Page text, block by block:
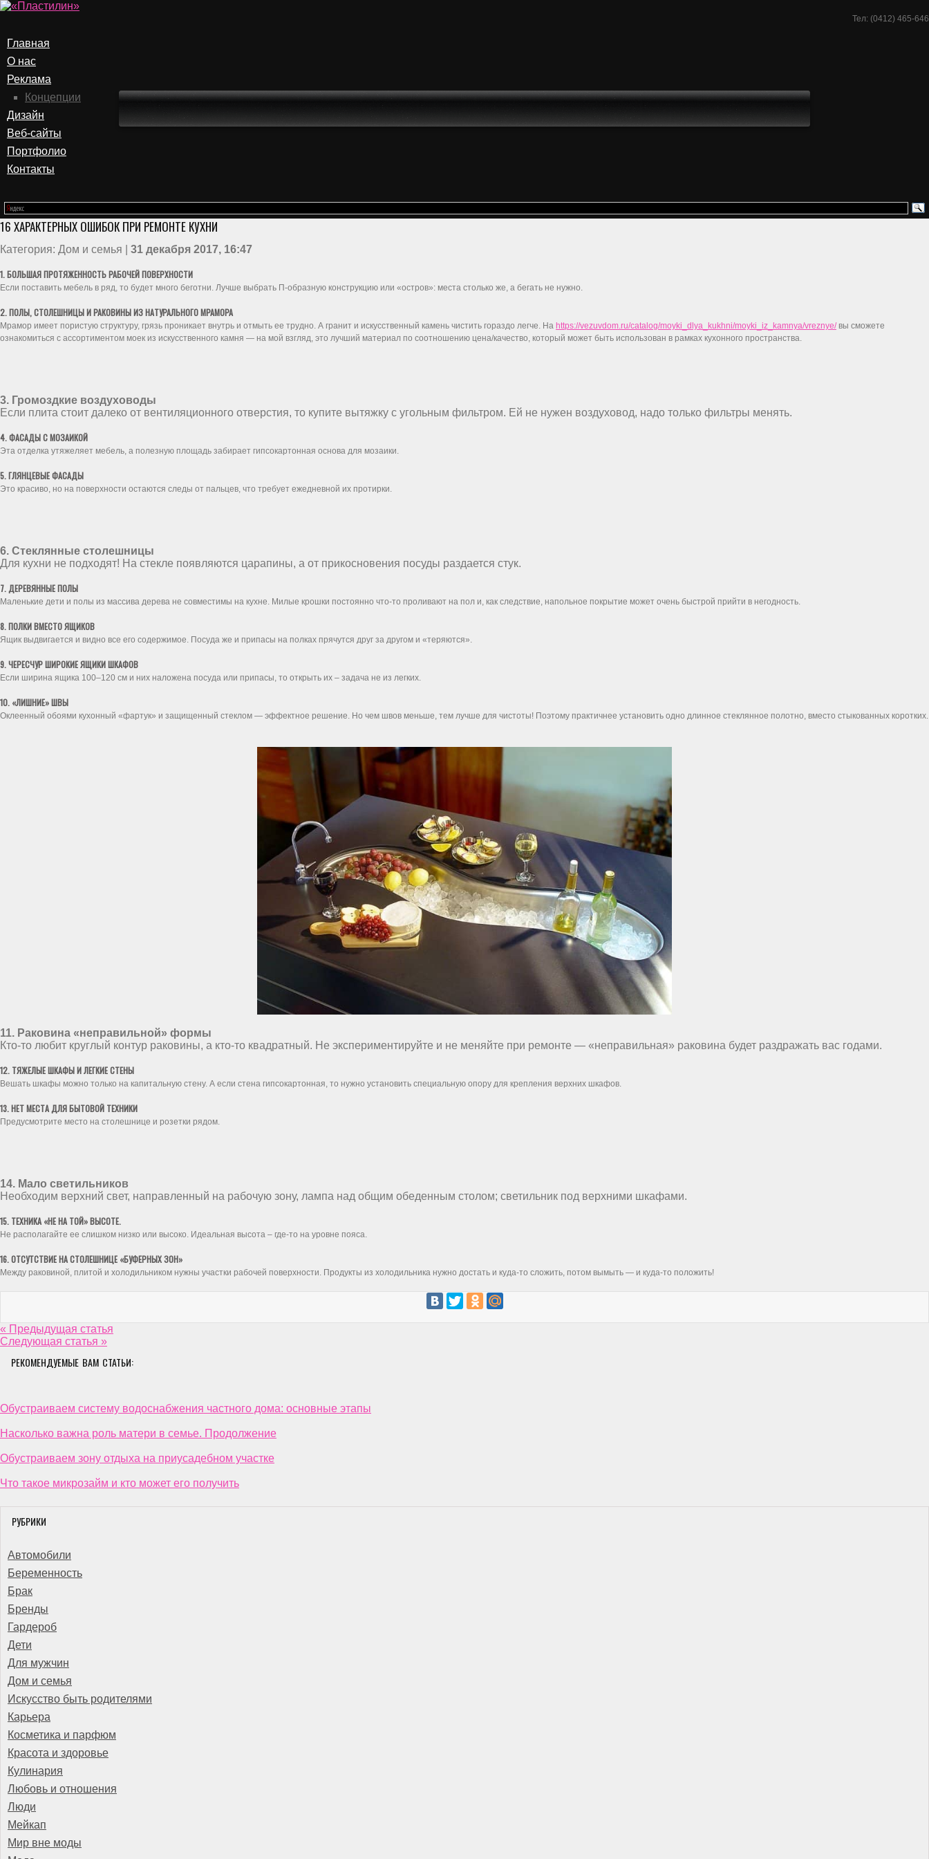
Тел: (0412) 465-646
Главная
О нас
Реклама
Концепции
Дизайн
Веб-сайты
Портфолио
Контакты
16 ХАРАКТЕРНЫХ ОШИБОК ПРИ РЕМОНТЕ КУХНИ
Категория: Дом и семья | 31 декабря 2017, 16:47
1. БОЛЬШАЯ ПРОТЯЖЕННОСТЬ РАБОЧЕЙ ПОВЕРХНОСТИ
Если поставить мебель в ряд, то будет много беготни. Лучше выбрать П-образную конструкцию или «остров»: места столько же, а бегать не нужно.
2. ПОЛЫ, СТОЛЕШНИЦЫ И РАКОВИНЫ ИЗ НАТУРАЛЬНОГО МРАМОРА
Мрамор имеет пористую структуру, грязь проникает внутрь и отмыть ее трудно. А гранит и искусственный камень чистить гораздо легче. На https://vezuvdom.ru/catalog/moyki_dlya_kukhni/moyki_iz_kamnya/vreznye/вы сможете
ознакомиться с ассортиментом моек из искусственного камня — на мой взгляд, это лучший материал по соотношению цена/качество, который может быть использован в рамках кухонного пространства.
3. Громоздкие воздуховоды
Если плита стоит далеко от вентиляционного отверстия, то купите вытяжку с угольным фильтром. Ей не нужен воздуховод, надо только фильтры менять.
4. ФАСАДЫ С МОЗАИКОЙ
Эта отделка утяжеляет мебель, а полезную площадь забирает гипсокартонная основа для мозаики.
5. ГЛЯНЦЕВЫЕ ФАСАДЫ
Это красиво, но на поверхности остаются следы от пальцев, что требует ежедневной их протирки.
6. Стеклянные столешницы
Для кухни не подходят! На стекле появляются царапины, а от прикосновения посуды раздается стук.
7. ДЕРЕВЯННЫЕ ПОЛЫ
Маленькие дети и полы из массива дерева не совместимы на кухне. Милые крошки постоянно что-то проливают на пол и, как следствие, напольное покрытие может очень быстрой прийти в негодность.
8. ПОЛКИ ВМЕСТО ЯЩИКОВ
Ящик выдвигается и видно все его содержимое. Посуда же и припасы на полках прячутся друг за другом и «теряются».
9. ЧЕРЕСЧУР ШИРОКИЕ ЯЩИКИ ШКАФОВ
Если ширина ящика 100–120 см и них наложена посуда или припасы, то открыть их – задача не из легких.
10. «ЛИШНИЕ» ШВЫ
Оклеенный обоями кухонный «фартук» и защищенный стеклом — эффектное решение. Но чем швов меньше, тем лучше для чистоты! Поэтому практичнее установить одно длинное стеклянное полотно, вместо стыкованных коротких.
11. Раковина «неправильной» формы
Кто-то любит круглый контур раковины, а кто-то квадратный. Не экспериментируйте и не меняйте при ремонте — «неправильная» раковина будет раздражать вас годами.
12. ТЯЖЕЛЫЕ ШКАФЫ И ЛЕГКИЕ СТЕНЫ
Вешать шкафы можно только на капитальную стену. А если стена гипсокартонная, то нужно установить специальную опору для крепления верхних шкафов.
13. НЕТ МЕСТА ДЛЯ БЫТОВОЙ ТЕХНИКИ
Предусмотрите место на столешнице и розетки рядом.
14. Мало светильников
Необходим верхний свет, направленный на рабочую зону, лампа над общим обеденным столом; светильник под верхними шкафами.
15. ТЕХНИКА «НЕ НА ТОЙ» ВЫСОТЕ.
Не располагайте ее слишком низко или высоко. Идеальная высота – где-то на уровне пояса.
16. ОТСУТСТВИЕ НА СТОЛЕШНИЦЕ «БУФЕРНЫХ ЗОН»
Между раковиной, плитой и холодильником нужны участки рабочей поверхности. Продукты из холодильника нужно достать и куда-то сложить, потом вымыть — и куда-то положить!
« Предыдущая статья
Следующая статья »
РЕКОМЕНДУЕМЫЕ ВАМ СТАТЬИ:
Обустраиваем систему водоснабжения частного дома: основные этапы
Насколько важна роль матери в семье. Продолжение
Обустраиваем зону отдыха на приусадебном участке
Что такое микрозайм и кто может его получить
РУБРИКИ
Автомобили
Беременность
Брак
Бренды
Гардероб
Дети
Для мужчин
Дом и семья
Искусство быть родителями
Карьера
Косметика и парфюм
Красота и здоровье
Кулинария
Любовь и отношения
Люди
Мейкап
Мир вне моды